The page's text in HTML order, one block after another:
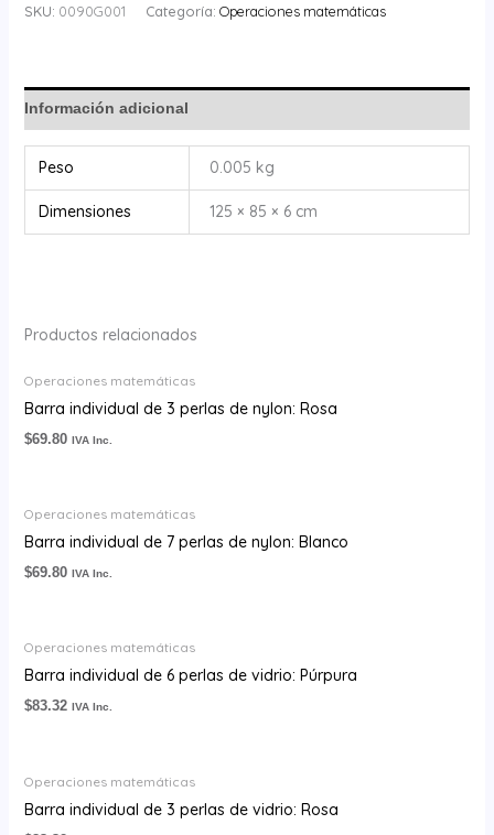
SKU: 0090G001 Categoría: Operaciones matemáticas
Información adicional
Peso 0.005 kg
Dimensiones 125 × 85 × 6 cm
Productos relacionados
Operaciones matemáticas
Barra individual de 3 perlas de nylon: Rosa
$69.80 IVA Inc.
Operaciones matemáticas
Barra individual de 7 perlas de nylon: Blanco
$69.80 IVA Inc.
Operaciones matemáticas
Barra individual de 6 perlas de vidrio: Púrpura
$83.32 IVA Inc.
Operaciones matemáticas
Barra individual de 3 perlas de vidrio: Rosa